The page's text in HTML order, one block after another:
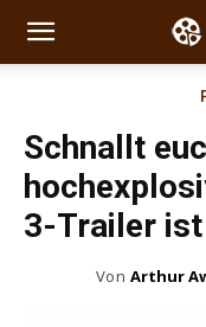
Schnallt
3-Trailer ist
Von Arthur